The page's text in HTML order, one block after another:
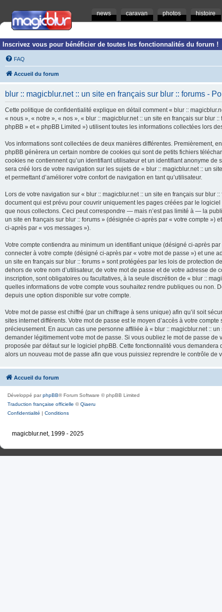
news caravan photos histoire
Inscrivez vous pour bénéficier de toutes les fonctionnalités du forum !
FAQ
Accueil du forum
blur :: magicblur.net :: un site en français sur blur :: forums -
Cette politique de confidentialité explique en détail comment « blur ::
« nous », « notre », « nos », « blur :: magicblur.net :: un site en français sur blur
phpBB » et « phpBB Limited ») utilisent toutes les informations collectées lors
Vos informations sont collectées de deux manières différentes. Premièrement,
phpBB génèrera un certain nombre de cookies qui sont de petits fichiers
cookies ne contiennent qu’un identifiant utilisateur et un identifiant anonyme
sera créé lors de votre navigation sur les sujets de « blur :: magicblur.net :: un
et permettant d’améliorer votre confort de navigation en tant qu’utilisateur.
Lors de votre navigation sur « blur :: magicblur.net :: un site en français sur
document qui est prévu pour couvrir uniquement les pages créées par le
que nous collectons. Ceci peut correspondre — mais n’est pas limité à — la
un site en français sur blur :: forums » (désignée ci-après par « votre compte
ci-après par « vos messages »).
Votre compte contiendra au minimum un identifiant unique (désigné ci-après
connecter à votre compte (désigné ci-après par « votre mot de passe ») et une
un site en français sur blur :: forums » sont protégées par les lois de protection
dehors de votre nom d’utilisateur, de votre mot de passe et de votre adresse
inscription, sont obligatoires ou facultatives, à la seule discrétion de « blur ::
quelles informations de votre compte vous souhaitez rendre publiques ou non.
depuis une option disponible sur votre compte.
Votre mot de passe est chiffré (par un chiffrage à sens unique) afin qu’il soit
sites internet différents. Votre mot de passe est le moyen d’accès à votre
précieusement. En aucun cas une personne affiliée à « blur :: magicblur.net ::
demander légitimement votre mot de passe. Si vous oubliez le mot de passe
proposée par défaut sur le logiciel phpBB. Cette fonctionnalité vous
alors un nouveau mot de passe afin que vous puissiez reprendre le contrôle de
Accueil du forum
Développé parphpBB® Forum Software © phpBB Limited
Traduction française officielle ©Qiaeru
Confidentialité | Conditions
magicblur.net, 1999 - 2025